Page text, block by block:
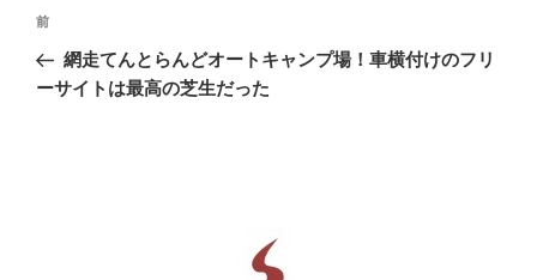
投
ナ
前
の
前
網走てんとらんどオートキャンプ場！車横付けのフリ
ーサイトは最高の芝生だった